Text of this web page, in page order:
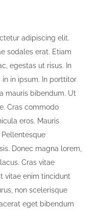
adipiscing elit.
sodales erat. Etiam
egestas ut risus. In
in ipsum. In porttitor
mauris bibendum. Ut
Cras commodo
eros. Mauris
Donec magna lorem,
Cras vitae
vitae enim tincidunt
non scelerisque
eget bibendum